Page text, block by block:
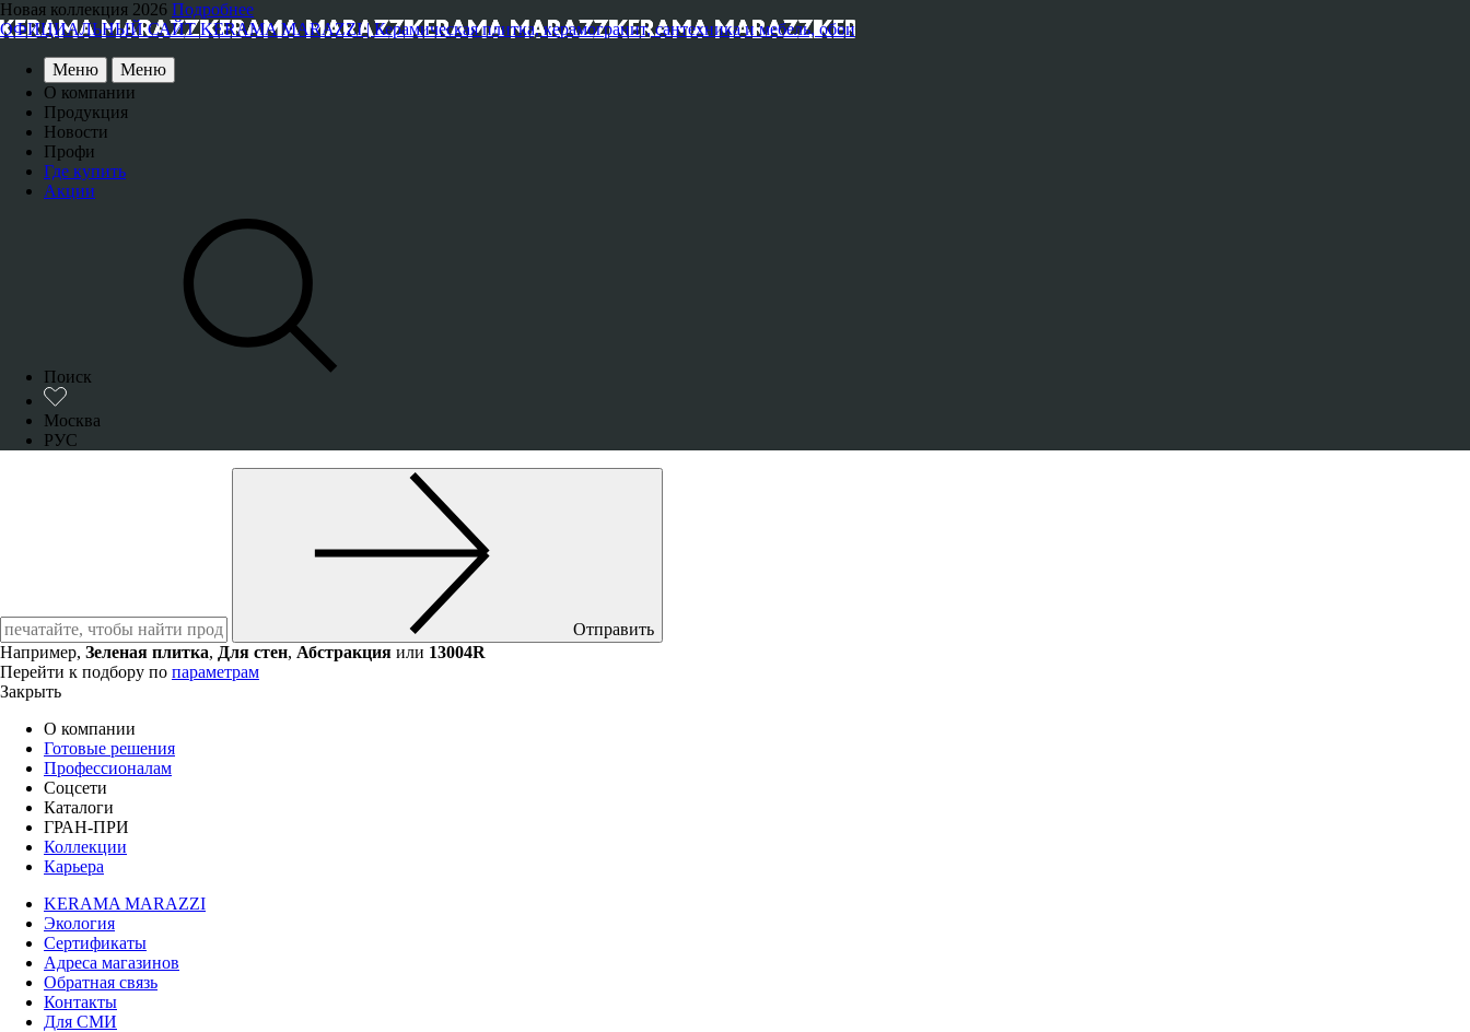
Новая коллекция 2026 Подробнее
ОФИЦИАЛЬНЫЙ САЙТ KERAMA MARAZZI | Керамическая плитка, керамогранит, сантехника и мебель, обои
Меню
Меню
О компании
Продукция
Новости
Профи
Где купить
Акции
Поиск
Москва
РУС
Отправить
Например, Зеленая плитка, Для стен, Абстракция или 13004R
Перейти к подбору по параметрам
Закрыть
О компании
Готовые решения
Профессионалам
Соцсети
Каталоги
ГРАН-ПРИ
Коллекции
Карьера
KERAMA MARAZZI
Экология
Сертификаты
Адреса магазинов
Обратная связь
Контакты
Для СМИ